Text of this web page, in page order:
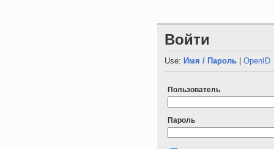
Войти
Use: Имя / Пароль |OpenID
Пользователь
Пароль